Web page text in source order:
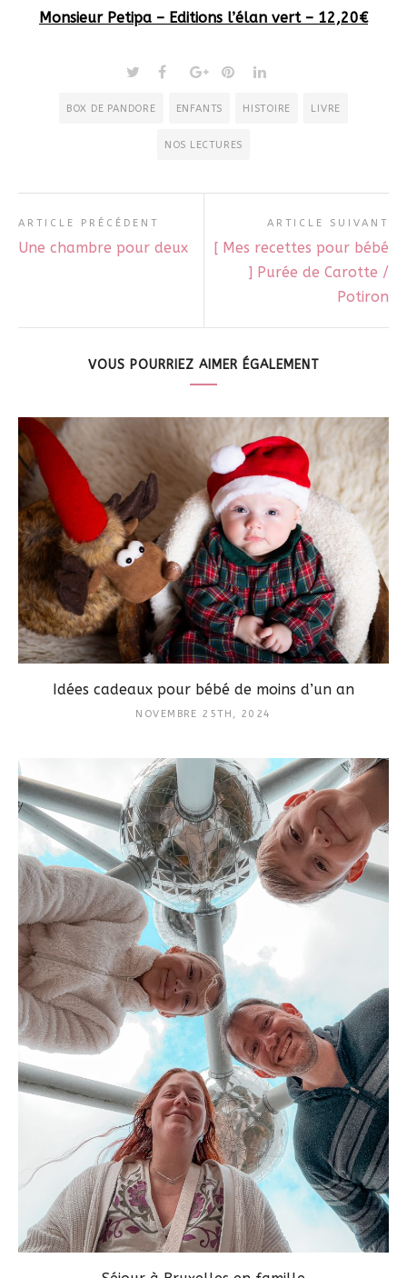
Monsieur Petipa – Editions l’élan vert– 12,20€
BOX DE PANDORE ENFANTS HISTOIRE LIVRE
NOS LECTURES
ARTICLE PRÉCÉDENT
Une chambre pour deux
ARTICLE SUIVANT
[ Mes recettes pour bébé
] Purée de Carotte /
Potiron
VOUS POURRIEZ AIMER ÉGALEMENT
Idées cadeaux pour bébé de moins d’un an
NOVEMBRE 25TH, 2024